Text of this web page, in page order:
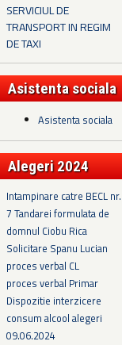
SERVICIUL DE
TRANSPORT IN REGIM
DE TAXI
Asistenta sociala
Asistenta sociala
Alegeri 2024
Intampinare catre BECL nr.
7 Tandarei formulata de
domnul Ciobu Rica
Solicitare Spanu Lucian
proces verbal CL
proces verbal Primar
Dispozitie interzicere
consum alcool alegeri
09.06.2024